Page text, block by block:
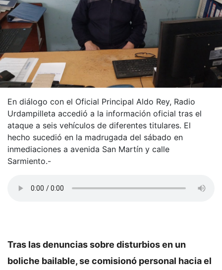
En diálogo con el Oficial Principal Aldo Rey, Radio
Urdampilleta accedió a la información oficial tras el
ataque a seis vehículos de diferentes titulares. El
hecho sucedió en la madrugada del sábado en
inmediaciones a avenida San Martín y calle
Sarmiento.-
Tras las denuncias sobre disturbios en un
boliche bailable, se comisionó personal hacia el